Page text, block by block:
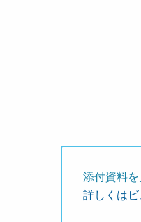
添付資料を
詳しくはビ